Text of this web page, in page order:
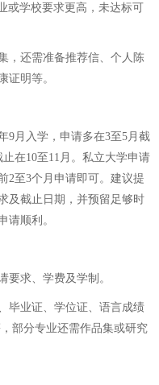
或学校要求更高，未达标可
，还需准备推荐信、个人陈
证明等。
9月入学，申请多在3至5月截
在10至11月。私立大学申请
2至3个月申请即可。建议提
及截止日期，并预留足够时
请顺利。
要求、学费及学制。
毕业证、学位证、语言成绩
部分专业还需作品集或研究